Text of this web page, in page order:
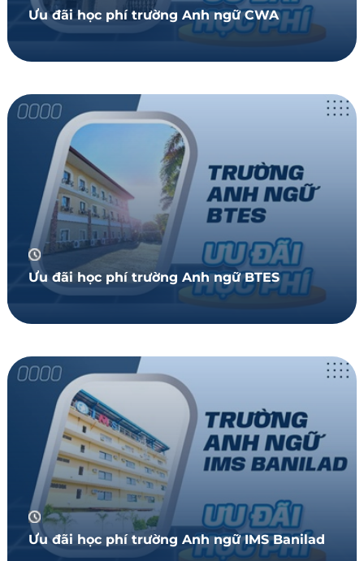
Ưu đãi học phí trường Anh ngữ CWA
Ưu đãi học phí trường Anh ngữ BTES
Ưu đãi học phí trường Anh ngữ IMS Banilad